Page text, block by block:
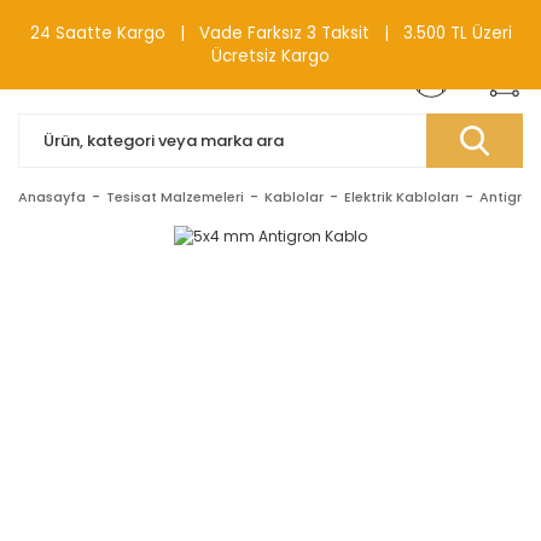
0(212) 240 87 88
Anasayfa Tesisat Malzemeleri Kablolar Elektrik Kabloları
24 Saatte Kargo | Vade Farksız 3 Taksit | 3.500 TL Üzeri
Ücretsiz Kargo